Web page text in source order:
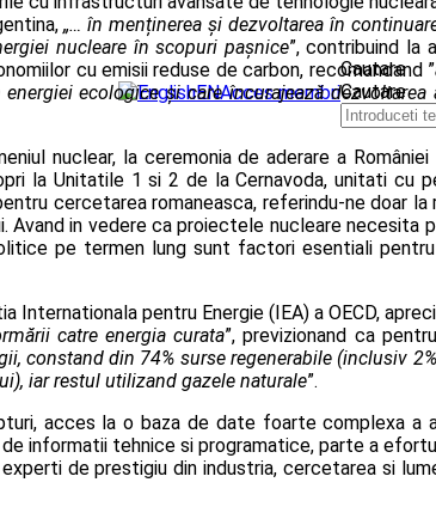
ENAcces membri
Cautare
Cautare
„… în menținerea și dezvoltarea în
nucleare în scopuri pașnice”, contribuind la
cu emisii reduse de carbon, recomandand ”
ecologice și care încurajează
nuclear, la ceremonia de aderare a
la Unitatile 1 si 2 de la Cernavoda, unitati cu
cercetarea romaneasca, referindu-ne doar
in vedere ca proiectele nucleare necesita
pe termen lung sunt factori esentiali
pentru Energie (IEA) a OECD,
catre energia curata”, previzionand ca
constand din 74% surse regenerabile (inclusiv
iar restul utilizand gazele naturale”.
acces la o baza de date foarte complexa a
informatii tehnice si programatice, parte a
de prestigiu din industria, cercetarea si